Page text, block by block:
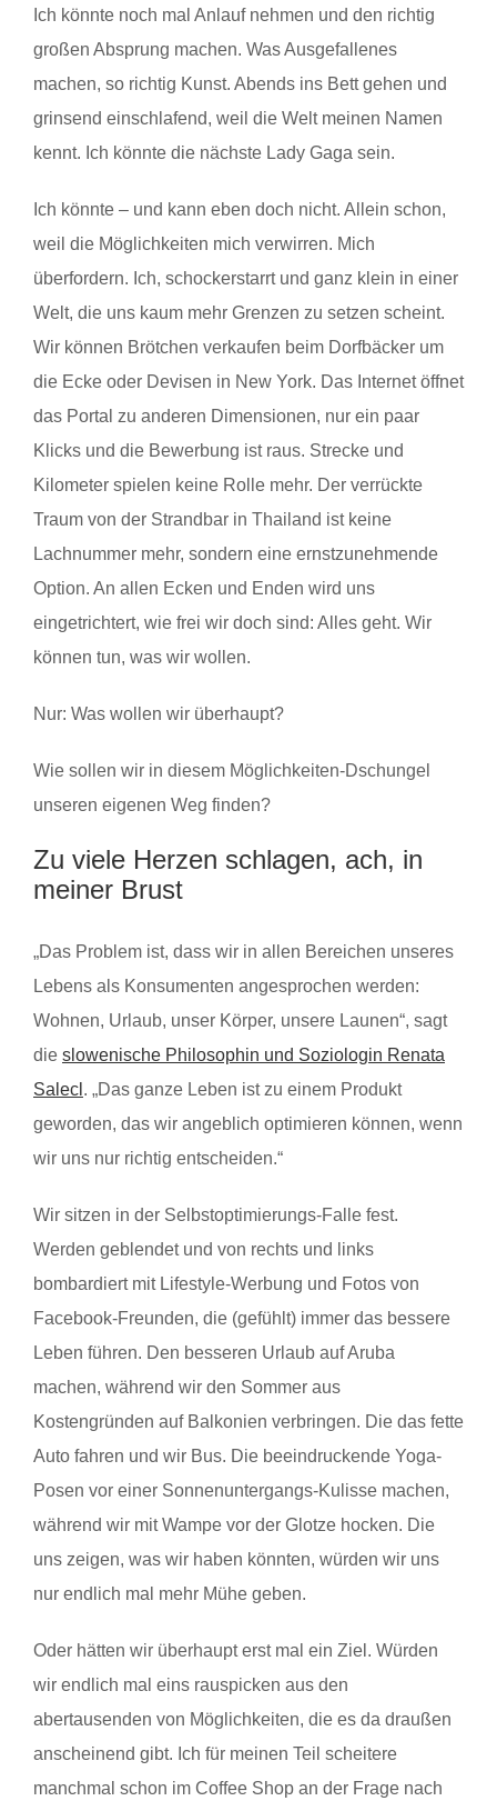
Ich könnte noch mal Anlauf nehmen und den richtig
großen Absprung machen. Was Ausgefallenes
machen, so richtig Kunst. Abends ins Bett gehen und
grinsend einschlafend, weil die Welt meinen Namen
kennt. Ich könnte die nächste Lady Gaga sein.
Ich könnte – und kann eben doch nicht. Allein schon,
weil die Möglichkeiten mich verwirren. Mich
überfordern. Ich, schockerstarrt und ganz klein in einer
Welt, die uns kaum mehr Grenzen zu setzen scheint.
Wir können Brötchen verkaufen beim Dorfbäcker um
die Ecke oder Devisen in New York. Das Internet öffnet
das Portal zu anderen Dimensionen, nur ein paar
Klicks und die Bewerbung ist raus. Strecke und
Kilometer spielen keine Rolle mehr. Der verrückte
Traum von der Strandbar in Thailand ist keine
Lachnummer mehr, sondern eine ernstzunehmende
Option. An allen Ecken und Enden wird uns
eingetrichtert, wie frei wir doch sind: Alles geht. Wir
können tun, was wir wollen.
Nur: Was wollen wir überhaupt?
Wie sollen wir in diesem Möglichkeiten-Dschungel
unseren eigenen Weg finden?
Zu viele Herzen schlagen, ach, in
meiner Brust
„Das Problem ist, dass wir in allen Bereichen unseres
Lebens als Konsumenten angesprochen werden:
Wohnen, Urlaub, unser Körper, unsere Launen“, sagt
die slowenische Philosophin und Soziologin Renata
Salecl . „Das ganze Leben ist zu einem Produkt
geworden, das wir angeblich optimieren können, wenn
wir uns nur richtig entscheiden.“
Wir sitzen in der Selbstoptimierungs-Falle fest.
Werden geblendet und von rechts und links
bombardiert mit Lifestyle-Werbung und Fotos von
Facebook-Freunden, die (gefühlt) immer das bessere
Leben führen. Den besseren Urlaub auf Aruba
machen, während wir den Sommer aus
Kostengründen auf Balkonien verbringen. Die das fette
Auto fahren und wir Bus. Die beeindruckende Yoga-
Posen vor einer Sonnenuntergangs-Kulisse machen,
während wir mit Wampe vor der Glotze hocken. Die
uns zeigen, was wir haben könnten, würden wir uns
nur endlich mal mehr Mühe geben.
Oder hätten wir überhaupt erst mal ein Ziel. Würden
wir endlich mal eins rauspicken aus den
abertausenden von Möglichkeiten, die es da draußen
anscheinend gibt. Ich für meinen Teil scheitere
manchmal schon im Coffee Shop an der Frage nach